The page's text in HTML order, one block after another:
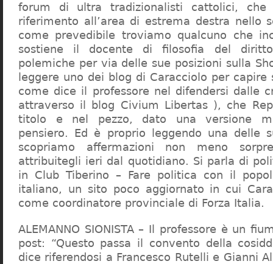
forum di ultra tradizionalisti cattolici,
riferimento all’area di estrema destra nello
come prevedibile troviamo qualcuno che
sostiene il docente di filosofia del
polemiche per via delle sue posizioni sulla
leggere uno dei blog di Caracciolo per
come dice il professore nel difendersi dalle
attraverso il blog Civium Libertas ), che
titolo e nel pezzo, dato una versione
pensiero. Ed è proprio leggendo una delle
scopriamo affermazioni non meno
attribuitegli ieri dal quotidiano. Si parla di
in Club Tiberino – Fare politica con il
italiano, un sito poco aggiornato in cui
come coordinatore provinciale di Forza Italia.
ALEMANNO SIONISTA – Il professore è un
post: “Questo passa il convento della
dice riferendosi a Francesco Rutelli e Gianni